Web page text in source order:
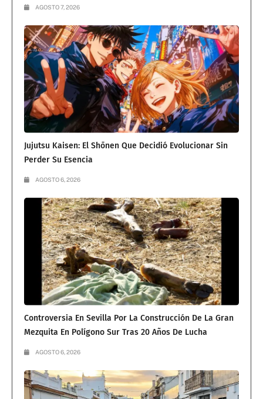
AGOSTO 7, 2026
Jujutsu Kaisen: El Shōnen Que Decidió Evolucionar Sin
Perder Su Esencia
AGOSTO 6, 2026
Controversia En Sevilla Por La Construcción De La Gran
Mezquita En Polígono Sur Tras 20 Años De Lucha
AGOSTO 6, 2026